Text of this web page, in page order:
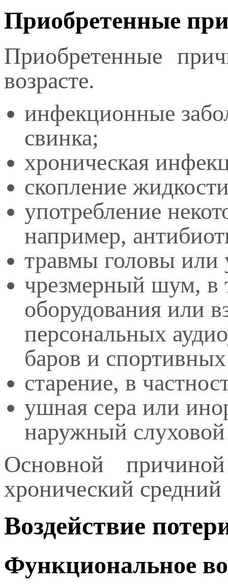
Приобретенные
Приобретенные
возрасте.
инфекционные
свинка;
хроническая
скопление
употребление
например,
травмы головы или
чрезмерный шум, в
оборудования или
персональных
баров и
старение, в
ушная сера или
наружный
Основной
хронический средний
Воздействие
Функциональное